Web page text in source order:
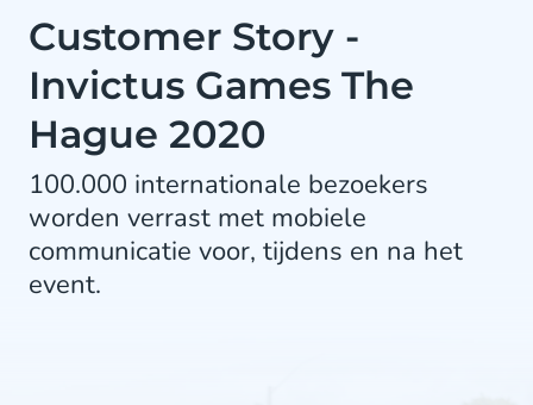
Customer Story -
Invictus Games The
Hague 2020
100.000 internationale bezoekers
worden verrast met mobiele
communicatie voor, tijdens en na het
event.